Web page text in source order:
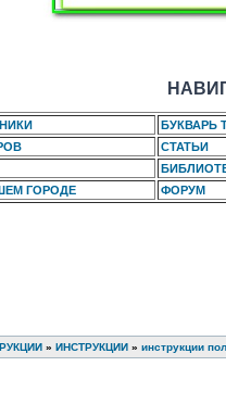
БУКВАРЬ
СТАТЬИ
ГОРОДЕ
ФОРУМ
» ИНСТРУКЦИИ » инструкции